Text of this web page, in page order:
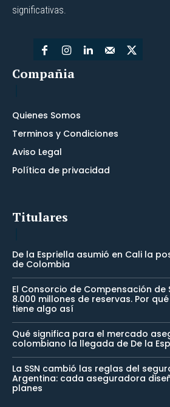
significativas.
Compañia
Quienes Somos
Terminos y Condiciones
Aviso Legal
Política de privacidad
Titulares
De la Espriella asumió en Cali la
de Colombia
El Consorcio de Compensación de
8.000 millones de reservas. Por
tiene algo así
Qué significa para el mercado
colombiano la llegada de De la
La SSN cambió las reglas del
Argentina: cada aseguradora
planes